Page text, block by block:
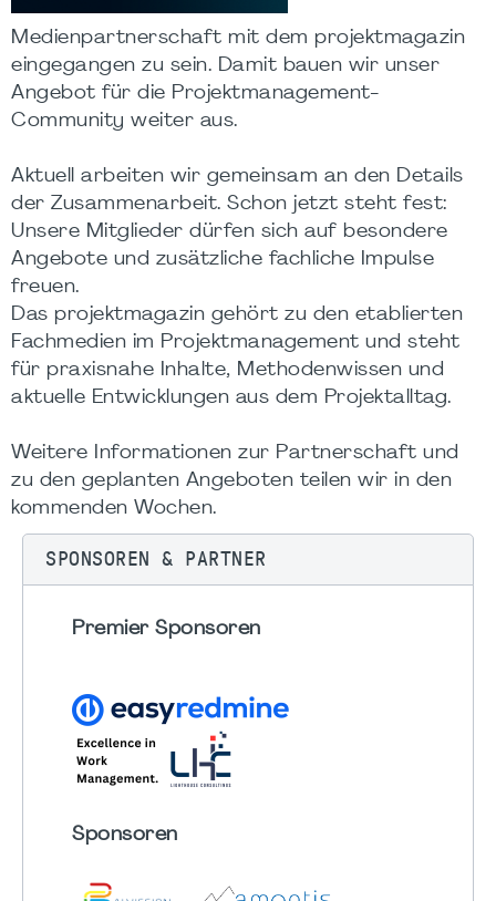
Medienpartnerschaft mit dem projektmagazin
eingegangen zu sein. Damit bauen wir unser
Angebot für die Projektmanagement-
Community weiter aus.
Aktuell arbeiten wir gemeinsam an den Details
der Zusammenarbeit. Schon jetzt steht fest:
Unsere Mitglieder dürfen sich auf besondere
Angebote und zusätzliche fachliche Impulse
freuen.
Das projektmagazin gehört zu den etablierten
Fachmedien im Projektmanagement und steht
für praxisnahe Inhalte, Methodenwissen und
aktuelle Entwicklungen aus dem Projektalltag.
Weitere Informationen zur Partnerschaft und
zu den geplanten Angeboten teilen wir in den
kommenden Wochen.
SPONSOREN & PARTNER
Premier Sponsoren
Sponsoren